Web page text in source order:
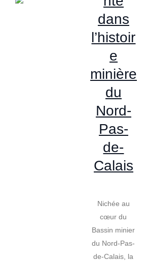
dans
l’histoir
e
minière
du
Nord-
Pas-
de-
Calais
Nichée au
cœur du
Bassin minier
du Nord-Pas-
de-Calais, la